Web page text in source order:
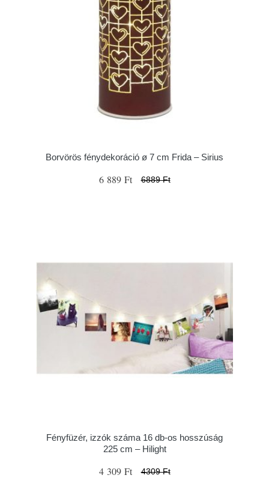
Borvörös fénydekoráció ø 7 cm Frida – Sirius
6 889 Ft 6889 Ft
Fényfüzér, izzók száma 16 db-os hosszúság
225 cm – Hilight
4 309 Ft 4309 Ft